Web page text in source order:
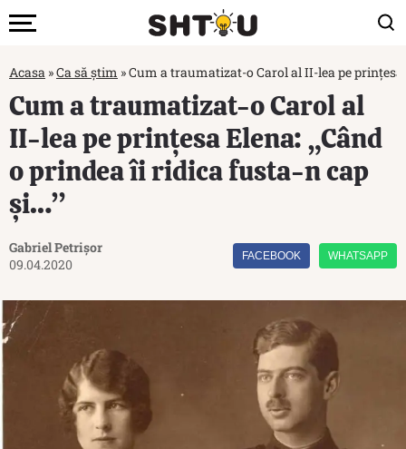
Acasa »Ca să știm »Cum a traumatizat-o Carol al II-lea pe
Cum a traumatizat-o Carol al
II-lea pe prințesa Elena: „Când
o prindea îi ridica fusta-n cap
şi…”
Gabriel Petrișor
09.04.2020
FACEBOOK WHATSAPP